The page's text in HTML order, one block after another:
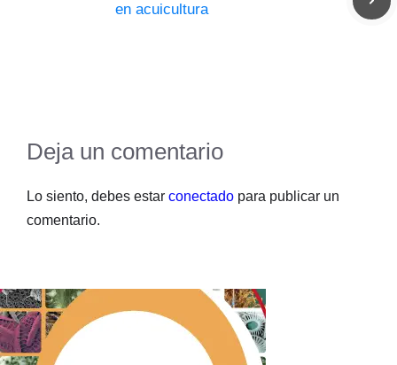
en acuicultura
Deja un comentario
Lo siento, debes estar conectado para publicar un
comentario.